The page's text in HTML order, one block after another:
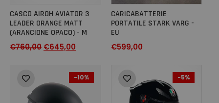
CASCO AIROH AVIATOR 3
LEADER ORANGE MATT
(ARANCIONE OPACO) - M
€760,00 €645,00
CARICABATTERIE
PORTATILE STARK VARG -
EU
€599,00
-10% -5%